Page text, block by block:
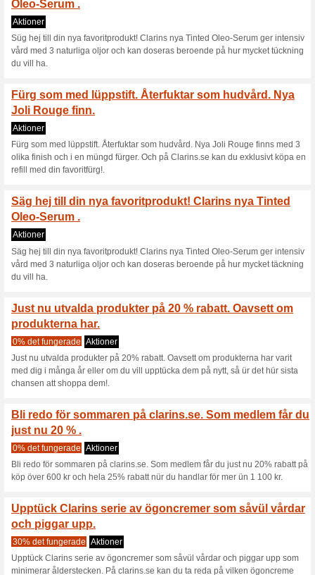
sommarprodukter nür du
Fit, 30ml -Extra Firming
kollektion av ekodesignade
naturlig, oblekt textil.
Berikad med kryo-
flower och re.
Berikad med kryo-extrakt
revitaliserande peptider, ser
kvinnor som anvünt cremen.
Fylligare hud p 60
terfuktar o.